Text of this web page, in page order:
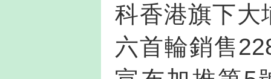
科香港旗下大
六首輪銷售